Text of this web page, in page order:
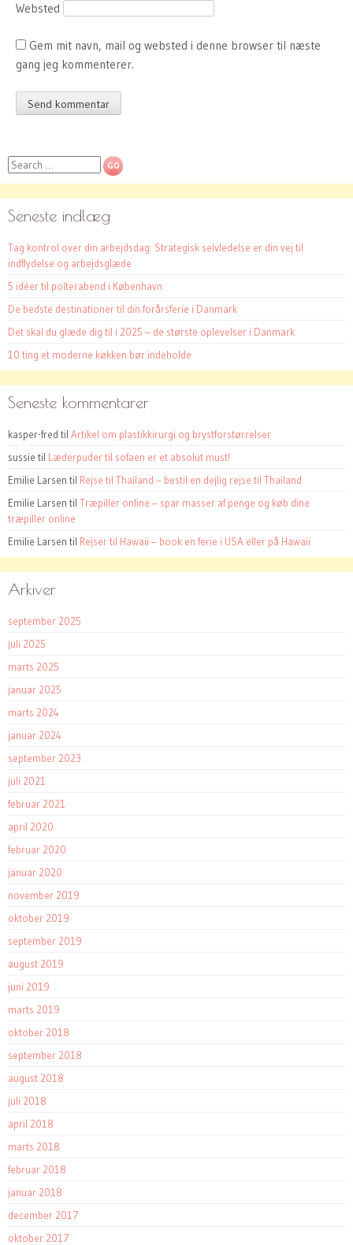
Websted
Gem mit navn, mail og websted i denne browser til næste
gang jeg kommenterer.
Search
Seneste indlæg
Tag kontrol over din arbejdsdag: Strategisk selvledelse er din vej til
indflydelse og arbejdsglæde
5 idéer til polterabend i København
De bedste destinationer til din forårsferie i Danmark
Det skal du glæde dig til i 2025 – de største oplevelser i Danmark
10 ting et moderne køkken bør indeholde
Seneste kommentarer
kasper-fred til Artikel om plastikkirurgi og brystforstørrelser
sussie til Læderpuder til sofaen er et absolut must!
Emilie Larsen til Rejse til Thailand – bestil en dejlig rejse til Thailand
Emilie Larsen til Træpiller online – spar masser af penge og køb dine
træpiller online
Emilie Larsen til Rejser til Hawaii – book en ferie i USA eller på Hawaii
Arkiver
september 2025
juli 2025
marts 2025
januar 2025
marts 2024
januar 2024
september 2023
juli 2021
februar 2021
april 2020
februar 2020
januar 2020
november 2019
oktober 2019
september 2019
august 2019
juni 2019
marts 2019
oktober 2018
september 2018
august 2018
juli 2018
april 2018
marts 2018
februar 2018
januar 2018
december 2017
oktober 2017